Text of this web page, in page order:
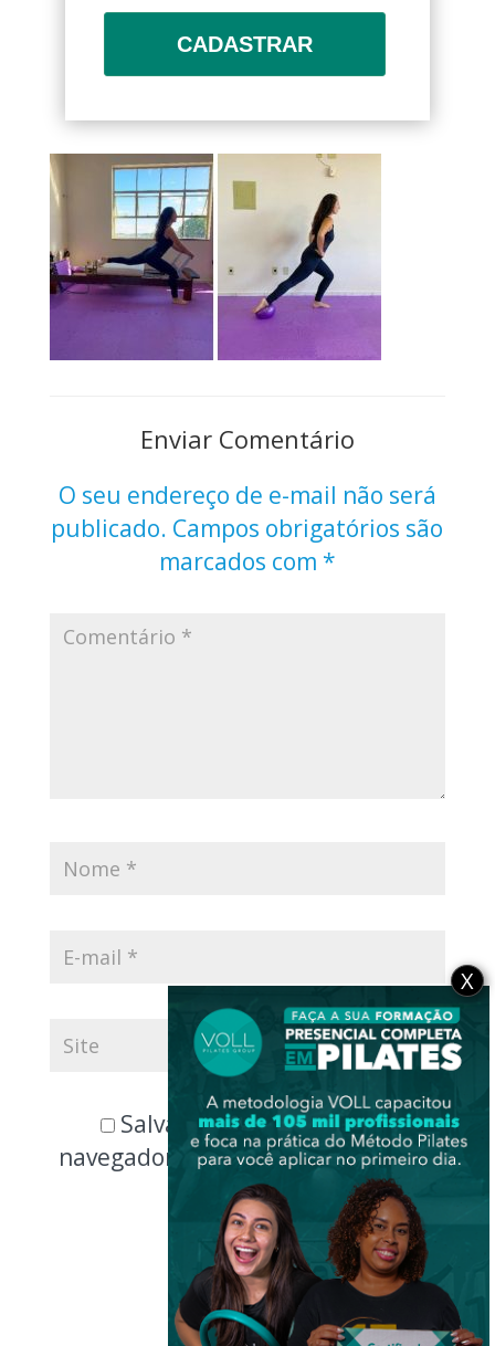
CADASTRAR
Enviar Comentário
O seu endereço de e-mail não será
publicado. Campos obrigatórios são
marcados com *
Salvar meus dados neste
navegador para a próxima vez que
eu comentar.
X